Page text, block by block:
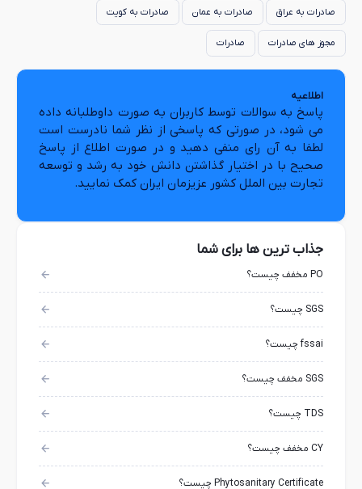
صادرات به عراق صادرات به عمان صادرات به کویت
مجوز های صادرات صادرات
اطلاعیه
پاسخ به سوالات توسط کاربران به صورت داوطلبانه داده
می شود، در صورتی که پاسخی از نظر شما نادرست است
لطفا به آن رای منفی دهید و در صورت اطلاع از پاسخ
صحیح با در اختیار گذاشتن دانش خود به رشد و توسعه
تجارت بین الملل کشور عزیزمان ایران کمک نمایید.
جذاب ترین ها برای شما
PO مخفف چیست؟
SGS چیست؟
fssai چیست؟
SGS مخفف چیست؟
TDS چیست؟
CY مخفف چیست؟
Phytosanitary Certificate چیست؟